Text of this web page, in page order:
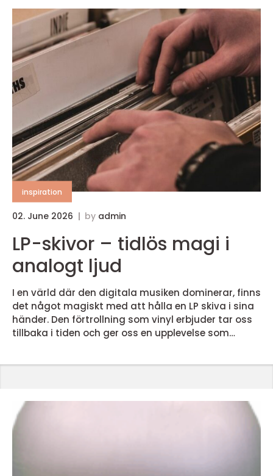
inspiration
02. June 2026 by admin
LP-skivor – tidlös magi i
analogt ljud
I en värld där den digitala musiken dominerar, finns
det något magiskt med att hålla en LP skiva i sina
händer. Den förtrollning som vinyl erbjuder tar oss
tillbaka i tiden och ger oss en upplevelse som